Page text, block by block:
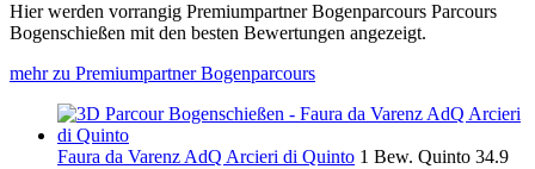
Hier werden vorrangig Premiumpartner Bogenparcours Parcours
Bogenschießen mit den besten Bewertungen angezeigt.
mehr zu Premiumpartner Bogenparcours
Faura da Varenz AdQ Arcieri di Quinto 1 Bew. Quinto 34.9